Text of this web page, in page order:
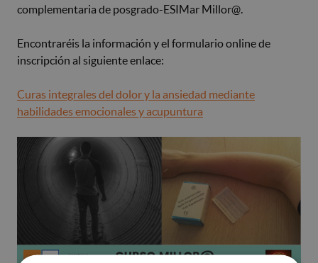
complementaria de posgrado-ESIMar Millor@.
Encontraréis la información y el formulario online de
inscripción al siguiente enlace:
Curas integrales del dolor y la ansiedad mediante
habilidades emocionales y acupuntura